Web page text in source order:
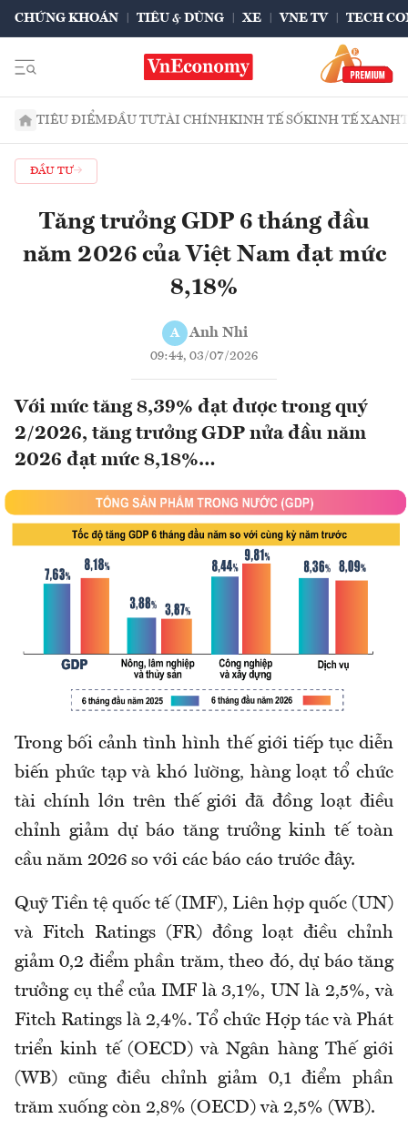
CHỨNG KHOÁN TIÊU & DÙNG XE VNE TV TECH
TIÊU ĐIỂMĐẦU TƯTÀI CHÍNHKINH TẾ SỐKINH TẾ XANH
ĐẦU TƯ
Tăng trưởng GDP 6 tháng đầu
năm 2026 của Việt Nam đạt mức
8,18%
A Anh Nhi
09:44, 03/07/2026
Với mức tăng 8,39% đạt được trong quý
2/2026, tăng trưởng GDP nửa đầu năm
2026 đạt mức 8,18%…
Trong bối cảnh tình hình thế giới tiếp tục diễn
biến phức tạp và khó lường, hàng loạt tổ chức
tài chính lớn trên thế giới đã đồng loạt điều
chỉnh giảm dự báo tăng trưởng kinh tế toàn
cầu năm 2026 so với các báo cáo trước đây.
Quỹ Tiền tệ quốc tế (IMF), Liên hợp quốc (UN)
và Fitch Ratings (FR) đồng loạt điều chỉnh
giảm 0,2 điểm phần trăm, theo đó, dự báo tăng
trưởng cụ thể của IMF là 3,1%, UN là 2,5%, và
Fitch Ratings là 2,4%. Tổ chức Hợp tác và Phát
triển kinh tế (OECD) và Ngân hàng Thế giới
(WB) cũng điều chỉnh giảm 0,1 điểm phần
trăm xuống còn 2,8% (OECD) và 2,5% (WB).